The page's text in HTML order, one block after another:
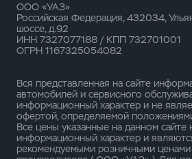
ООО «УАЗ»
Российская Федерация, 432034,
шоссе, д.92
ИНН 7327077188 / КПП 732701001
ОГРН 1167325054082
Вся представленная на сайте
автомобилей и сервисного
информационный характер и не
офертой, определяемой
Все цены указанные на данном сайте
информационный характер и
рекомендуемыми розничными ценами